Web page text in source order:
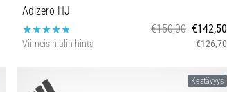
Adizero HJ
€150,00 €142,50
Viimeisin alin hinta €126,70
36⅔ 37⅓ 38 38⅔ 39⅓ 40 40⅔ 41⅓ 42 42⅔ 43⅓
Kestävyys